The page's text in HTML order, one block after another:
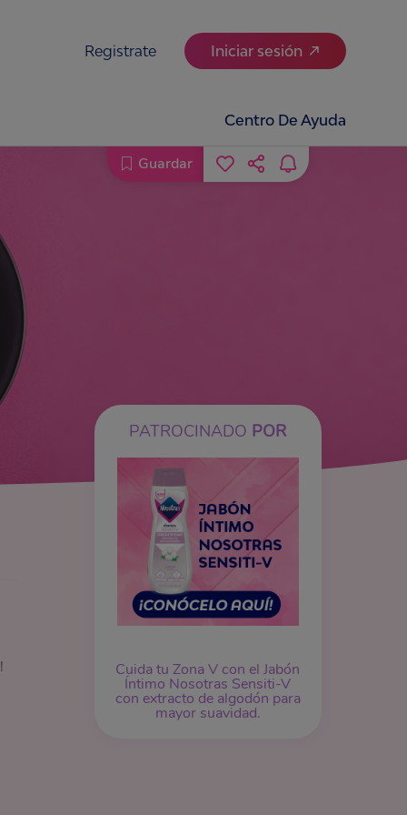
Registrate Iniciar sesión
Centro De Ayuda
PATROCINADO POR
Cuida tu Zona V con el Jabón
Íntimo Nosotras Sensiti-V
con extracto de algodón para
mayor suavidad.
Guardar